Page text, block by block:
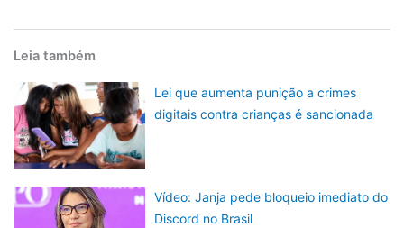
Leia também
Lei que aumenta punição a crimes
digitais contra crianças é sancionada
Vídeo: Janja pede bloqueio imediato do
Discord no Brasil